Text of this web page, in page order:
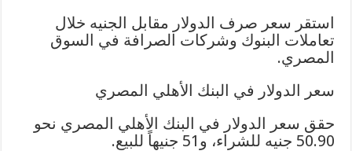
استقر سعر صرف الدولار مقابل الجنيه خلال
تعاملات البنوك وشركات الصرافة في السوق
المصري.
سعر الدولار في البنك الأهلي المصري
حقق سعر الدولار في البنك الأهلي المصري نحو
50.90 جنيه للشراء، و51 جنيهاً للبيع.